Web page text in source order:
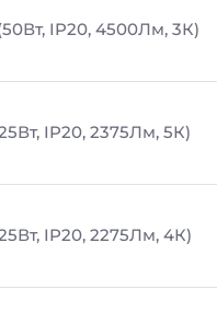
IP20, 4500Лм, 3К)
IP20, 2375Лм, 5К)
IP20, 2275Лм, 4К)